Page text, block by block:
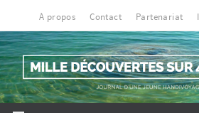
À propos Contact Partenariat